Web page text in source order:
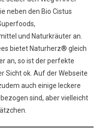
neben den Bio Cistus
und Naturkräuter an.
bietet Naturherz® gleich
an, so ist der perfekte
Sicht ok. Auf der Webseite
auch einige leckere
sind, aber vielleicht